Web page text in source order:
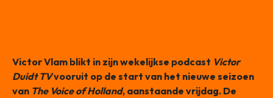
Victor Vlam blikt in zijn wekelijkse podcast Victor
Duidt TVvooruit op de start van het nieuwe seizoen
van The Voice of Holland, aanstaande vrijdag. De